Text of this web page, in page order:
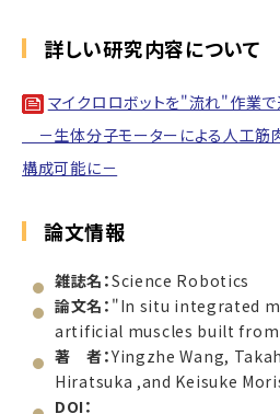
詳しい研究内容について
マイクロロボットを"流れ"作業
－生体分子モーターによる人工筋
構成可能に－
論文情報
雑誌名：Science Robotics
論文名： "In situ integrated
artificial muscles built
著 者：Yingzhe Wang,
Hiratsuka ,and Keisuke
DOI：